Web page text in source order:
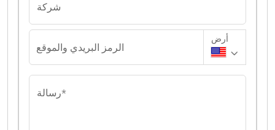
شركة
الرمز البريدي والموقع
أرض
رسالة*